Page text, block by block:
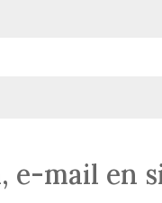
e-mail en